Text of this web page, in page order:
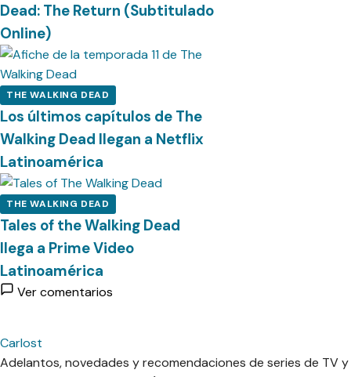
Dead: The Return (Subtitulado
Online)
THE WALKING DEAD
Los últimos capítulos de The
Walking Dead llegan a Netflix
Latinoamérica
THE WALKING DEAD
Tales of the Walking Dead
llega a Prime Video
Latinoamérica
Ver comentarios
Carlost
Adelantos, novedades y recomendaciones de series de TV y